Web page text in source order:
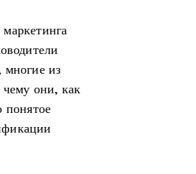
многие из
они, как
понятое